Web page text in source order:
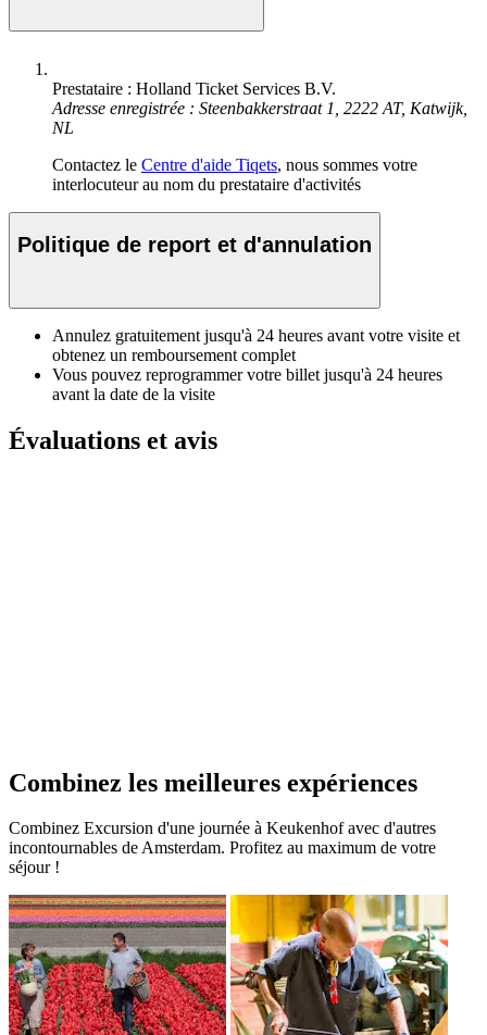
Prestataire : Holland Ticket Services B.V.
Adresse enregistrée : Steenbakkerstraat 1, 2222 AT, Katwijk,
NL
Contactez le Centre d'aide Tiqets, nous sommes votre
interlocuteur au nom du prestataire d'activités
Politique de report et d'annulation
Annulez gratuitement jusqu'à 24 heures avant votre visite et
obtenez un remboursement complet
Vous pouvez reprogrammer votre billet jusqu'à 24 heures
avant la date de la visite
Évaluations et avis
Combinez les meilleures expériences
Combinez Excursion d'une journée à Keukenhof avec d'autres
incontournables de Amsterdam. Profitez au maximum de votre
séjour !